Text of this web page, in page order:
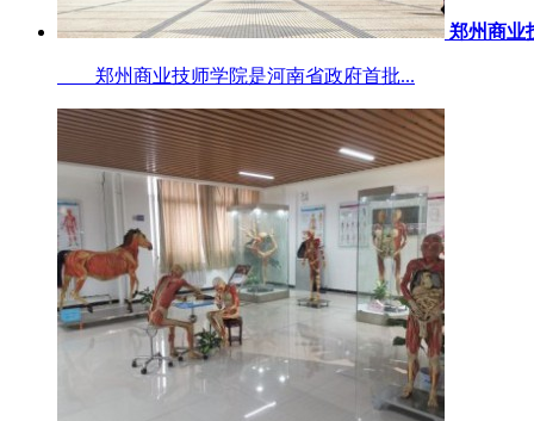
郑州商业
郑州商业技师学院是河南省政府首批...